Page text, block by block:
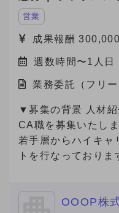
営業
成果報酬
週数時間〜1人日
業務委託（フリ
▼募集の背景 人材紹
CA職を募集いたし
若手層からハイキャ
トを行なっており
OOOP株